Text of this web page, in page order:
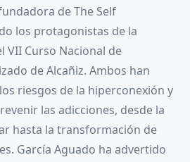
de The Self
los protagonistas de la
VII Curso Nacional de
de Alcañiz. Ambos han
riesgos de la hiperconexión y
las adicciones, desde la
hasta la transformación de
García Aguado ha advertido